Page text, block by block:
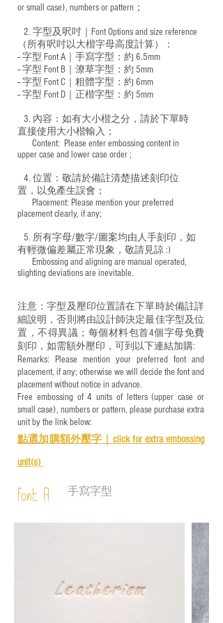
or small case), numbers or pattern；
2. 字型及呎吋｜ Font Options and size reference
（所有呎吋以大楷字母高度計算）：
-- 字型 Font A｜手寫字型：約 6.5mm
-- 字型 Font B｜潦草字型： 約 5mm
-- 字型 Font C｜粗體字型：約 6mm
-- 字型 Font D｜正楷字型： 約 5mm
3. 內容：如有大小楷之分，請於下單時
直接使用大小楷輸入；
​ Content: Please enter embossing content in
upper case and lower case order ;
4. 位置：敬請於備註清楚描述刻印位
置，以免產生誤會；
​ Placement: Please mention your preferred
placement clearly, if any;
5. 所有字母/數字/圖案均由人手刻印，如
有輕微偏差屬正常現象，敬請見諒 :)
​ Embossing and aligning are manual operated,
slighting deviations are inevitable.
注意：字型及壓印位置請在下單時於備註詳
細說明，否則將由設計師決定最佳字型及位
置，不得異議；每個材料包首4個字母免費
刻印，如需額外壓印，可到以下連結加購:
Remarks: Please mention your preferred font and
placement, if any; otherwise we will decide the font and
placement without notice in advance.
Free embossing of 4 units of letters (upper case or
small case), numbers or pattern, please purchase extra
unit by the link below:
點選加購額外壓字｜ click for extra embossing
unit(s)
Font A 手寫字型